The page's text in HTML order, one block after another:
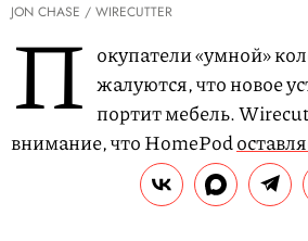
JON CHASE / WIRECUTTER
П окупатели «умной»
жалуются, что новое
портит мебель.
внимание, что HomePod
заметные белые кольца на
поверхностях. Колонка